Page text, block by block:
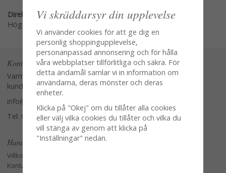
Direktlänk:
Högerklicka och kopiera adressen
Kontakta oss
Varmt välkommen att kontakta vår
kundtjänst.
info@glasverandan.se
Tel: 079-3495968
Handla
Villkor
Kontakta oss
Vi skräddarsyr din upplevelse
Vi använder cookies för att ge dig en
personlig shoppingupplevelse,
personanpassad annonsering och för hålla
våra webbplatser tillförlitliga och säkra. För
detta ändamål samlar vi in information om
användarna, deras mönster och deras
enheter.
Klicka på "Okej" om du tillåter alla cookies
eller välj vilka cookies du tillåter och vilka du
vill stänga av genom att klicka på
"Inställningar" nedan.